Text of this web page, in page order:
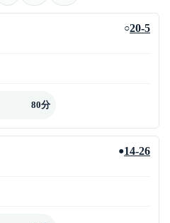
○20-5
80分
●14-26